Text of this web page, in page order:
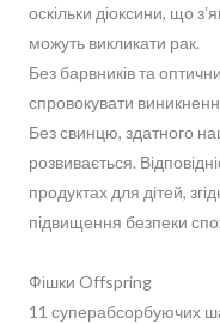
оскільки діоксини, що
можуть викликати рак.
Без барвників та
спровокувати
Без свинцю, здатного
розвивається.
продуктах для дітей,
підвищення безпеки
Фішки Offspring
11 суперабсорбуючих